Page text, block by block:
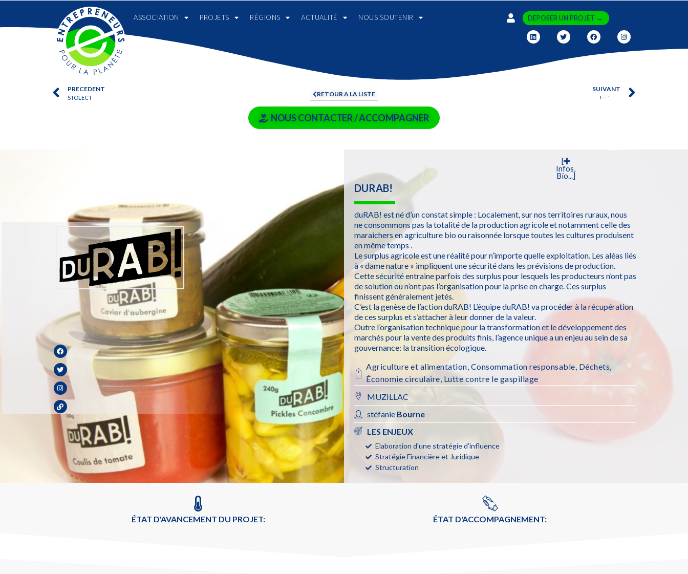
ASSOCIATION PROJETS RÉGIONS ACTUALITÉ NOUS SOUTENIR DEPOSER UN PROJET →
RETOUR A LA LISTE
PRECEDENT
STOLECT
SUIVANT
Le Pavé
NOUS CONTACTER / ACCOMPAGNER
[
Infos,
Bio...]
DURAB!
duRAB! est né d’un constat simple : Localement, sur nos territoires ruraux, nous
ne consommons pas la totalité de la production agricole et notamment celle des
maraichers en agriculture bio ou raisonnée lorsque toutes les cultures produisent
en même temps .
Le surplus agricole est une réalité pour n’importe quelle exploitation. Les aléas liés
à « dame nature » impliquent une sécurité dans les prévisions de production.
Cette sécurité entraine parfois des surplus pour lesquels les producteurs n’ont pas
de solution ou n’ont pas l’organisation pour la prise en charge. Ces surplus
finissent généralement jetés.
C’est la genèse de l’action duRAB! L’équipe duRAB! va procéder à la récupération
de ces surplus et s’attacher à leur donner de la valeur.
Outre l’organisation technique pour la transformation et le développement des
marchés pour la vente des produits finis, l’agence unique a un enjeu au sein de sa
gouvernance: la transition écologique.
Agriculture et alimentation, Consommation responsable, Déchets,
Économie circulaire, Lutte contre le gaspillage
MUZILLAC
stéfanie Bourne
LES ENJEUX
Elaboration d'une stratégie d'influence
Stratégie Financière et Juridique
Structuration
ÉTAT D'AVANCEMENT DU PROJET: ÉTAT D'ACCOMPAGNEMENT: